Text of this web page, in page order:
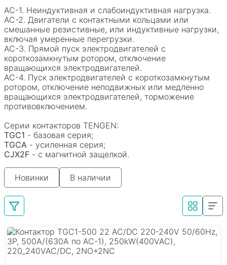
Новинки В наличии
AC-1. Неиндуктивная и слабоиндуктивная нагрузка.
AC-2. Двигатели с контактными кольцами или
смешанные резистивные, или индуктивные нагрузки,
включая умеренные перегрузки.
AC-3. Прямой пуск электродвигателей с
короткозамкнутым ротором, отключение
вращающихся электродвигателей.
AC-4. Пуск электродвигателей с короткозамкнутым
ротором, отключение неподвижных или медленно
вращающихся электродвигателей, торможение
противовключением.
Серии контакторов TENGEN:
TGC1 - базовая серия;
TGCA - усиленная серия;
CJX2F - с магнитной защелкой.